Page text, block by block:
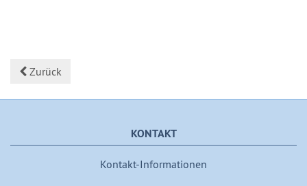
Zurück
KONTAKT
Kontakt-Informationen